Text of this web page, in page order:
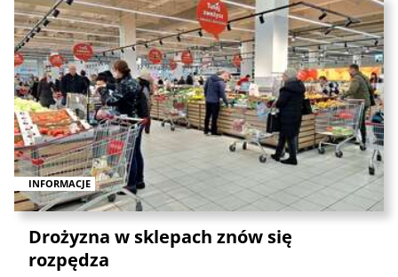
INFORMACJE
Drożyzna w sklepach znów się
rozpędza